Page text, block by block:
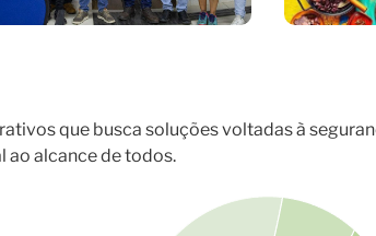
que busca soluções voltadas à
ao alcance de todos.